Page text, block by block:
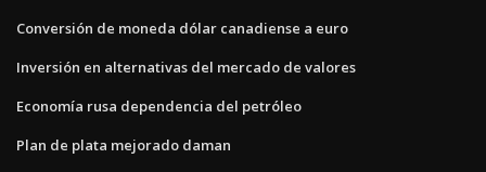
Conversión de moneda dólar canadiense a euro
Inversión en alternativas del mercado de valores
Economía rusa dependencia del petróleo
Plan de plata mejorado daman